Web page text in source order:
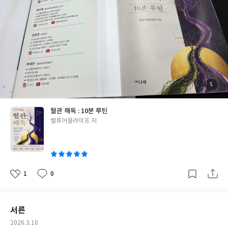
피 등을 각자의 경험을 바탕으로 필요한 방법만 담았다. 혈관 건강은
특별한 방법보다 매일 반복되는 작은 실천에서 시작된다고 한다.그
냥 읽고 지나치지 말고 필요할 때마다 자주 펼쳐보고 실천해 보면 좋
을 것 같은 책이다. ‘당신의 피곤함은 의지 부족이 아니다. 단지 순환
이 멈춰 있었던 시간의 기록일 뿐이다. 길을 열면 흐르고, 흐르면 회
복된다. 스트레스를 없애려 하기보다, 혈관을 풀자, 오늘, 작은 신호
하나로도 몸은 반등한다. 그리고 그 작은 반응이 당신의 내일을 바꾼
다.’......(53쪽) ‘[잠을 못 자는 사람이 아니라 ’못 자는 상태‘일 뿐이다]
중요한 것은 잠을 잘 자는 사람이 되는 것이 아니라, 몸이 잘들 수 있
는 상태로 돌아오는 것이다.... 몸은 항상 회복의 방향을 알고 있고,
작은 변화에도 반응한다. 오늘 조금 덜 자더라도, 몸이 편안해지는
순간이 있었다면 그것만으로도 충분하다......(171쪽) 여러 가지 마사
지, 스트레칭 자세 사진을 틈틈이 살펴보고(일부 사진에는 동영상
을 연결해 볼 수 있는 큐알코드도 있음) 사무실이나 집 등 다양한 장
보면서 해독을 위한 내 몸의 습관을 만들어 가보면 어떨까 한다. 감
루하루 달라지는 나를 지켜 나가야겠다. 특히 운동을 거의 하지 못하
는 사무실 근무하는 분들이 이 책을 읽어보고 스트레칭도 따라 해 보
첨
부
된
사
5
혈관 해독 : 10분 루틴
글
밸류어블라이프 저
좋
1
댓
0
작
서른
작
2026.3.10